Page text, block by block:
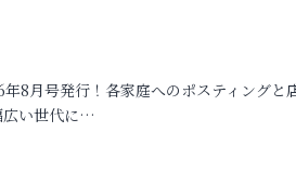
8月号発行！各家庭へのポスティングと
広い世代に…